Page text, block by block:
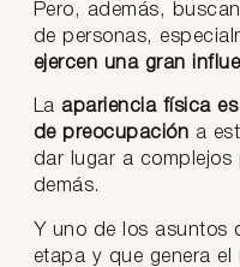
Pero, además,
de personas,
ejercen una gran
La apariencia física
de preocupación a
dar lugar a
demás.
Y uno de los asuntos
etapa y que genera el